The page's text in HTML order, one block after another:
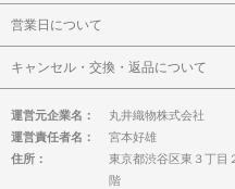
営業日について
キャンセル・交換・返品について
運営元企業名：
丸井織物株式会社
運営責任者名：
宮本好雄
住所：
東京都渋谷区東３丁
階